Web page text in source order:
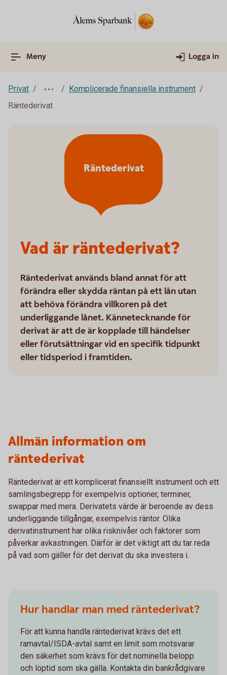
Meny Logga in
Privat
Komplicerade finansiella instrument
Räntederivat
Vad är räntederivat?
Räntederivat används bland annat för att
förändra eller skydda räntan på ett lån utan
att behöva förändra villkoren på det
underliggande lånet. Kännetecknande för
derivat är att de är kopplade till händelser
eller förutsättningar vid en specifik tidpunkt
eller tidsperiod i framtiden.
Räntederivat
Allmän information om
räntederivat
Räntederivat är ett komplicerat finansiellt instrument och ett
samlingsbegrepp för exempelvis optioner, terminer,
swappar med mera. Derivatets värde är beroende av dess
underliggande tillgångar, exempelvis räntor. Olika
derivatinstrument har olika risknivåer och faktorer som
påverkar avkastningen. Därför är det viktigt att du tar reda
på vad som gäller för det derivat du ska investera i.
Hur handlar man med räntederivat?
För att kunna handla räntederivat krävs det ett
ramavtal/ISDA-avtal samt en limit som motsvarar
den säkerhet som krävs för det nominella belopp
och löptid som ska gälla. Kontakta din bankrådgivare